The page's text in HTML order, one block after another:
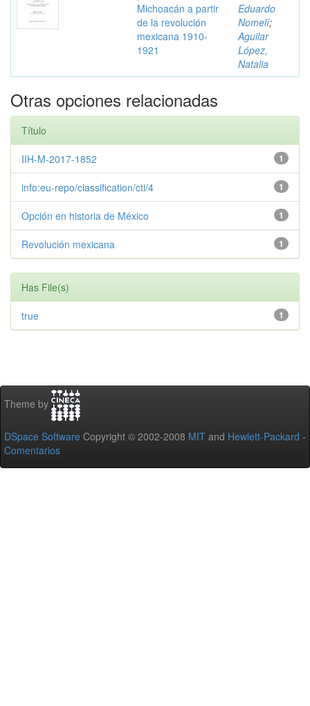
Michoacán a partir
de la revolución
mexicana 1910-
1921
Eduardo
Nomelí;
Aguilar
López,
Natalia
Otras opciones relacionadas
Título
1
IIH-M-2017-1852
1
info:eu-repo/classification/cti/4
1
Opción en historia de México
1
Revolución mexicana
Has File(s)
1
true
Theme by
DSpace Software Copyright © 2002-2008 MIT and Hewlett-Packard -
Comentarios